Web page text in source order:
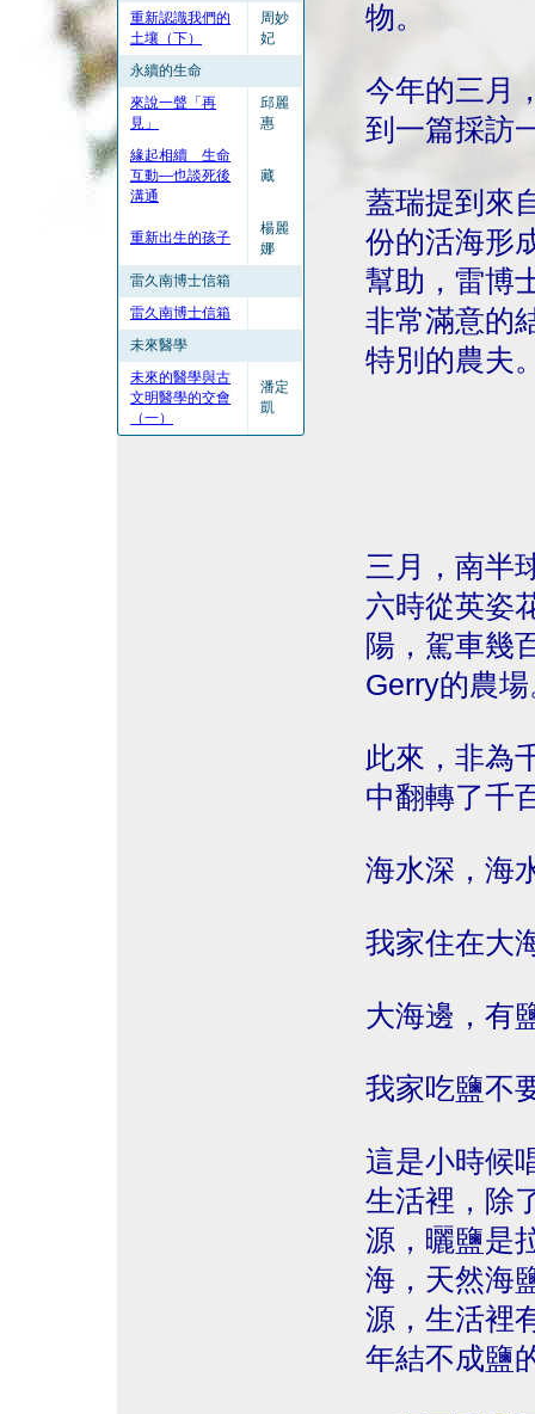
重新認識我們的
土壤（下）
周妙
妃
永續的生命
來說一聲「再
見」
邱麗
惠
緣起相續 生命
互動—也談死後
溝通
藏
重新出生的孩子
楊麗
娜
雷久南博士信箱
雷久南博士信箱
未來醫學
未來的醫學與古
文明醫學的交會
（一）
潘定
凱
物。
今年的三月
到一篇採訪
蓋瑞提到來
份的活海形
幫助，雷博
非常滿意的
特別的農夫
三月，南半
六時從英姿
陽，駕車幾
Gerry的農場
此來，非為
中翻轉了千
海水深，海
我家住在大
大海邊，有
我家吃鹽不
這是小時候
生活裡，除
源，曬鹽是
海，天然海
源，生活裡
年結不成鹽